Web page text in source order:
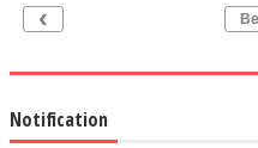
‹
Notification